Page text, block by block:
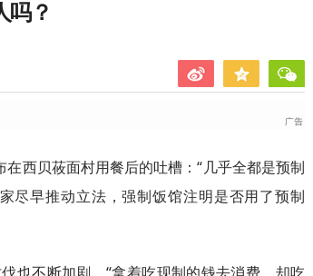
吗？
西贝莜面村用餐后的吐槽：“几乎全都是预制
尽早推动立法，强制饭馆注明是否用了预制